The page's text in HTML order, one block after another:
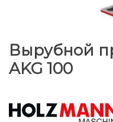
Вырубной
AKG 100